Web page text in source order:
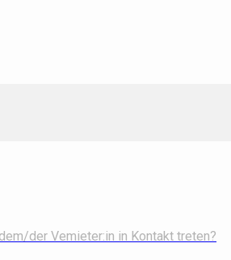
der Vemieter:in in Kontakt treten?